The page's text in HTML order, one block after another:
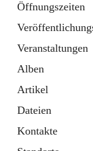
Öffnungszeiten
Veranstaltungen
Alben
Artikel
Dateien
Kontakte